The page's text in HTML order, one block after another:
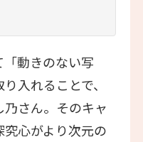
動きのない写
入れることで、
さん。そのキャ
心がより次元の